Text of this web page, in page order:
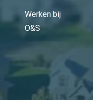
Werken bij
O&S